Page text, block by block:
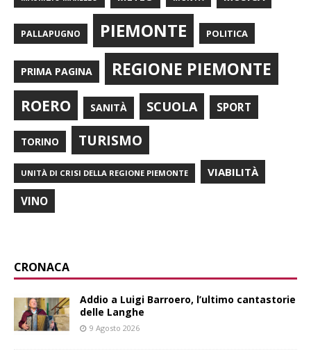
PALLAPUGNO PIEMONTE POLITICA
PRIMA PAGINA REGIONE PIEMONTE
ROERO SANITÀ SCUOLA SPORT
TORINO TURISMO
UNITÀ DI CRISI DELLA REGIONE PIEMONTE VIABILITÀ
VINO
CRONACA
Addio a Luigi Barroero, l’ultimo cantastorie
delle Langhe
9 Agosto 2026